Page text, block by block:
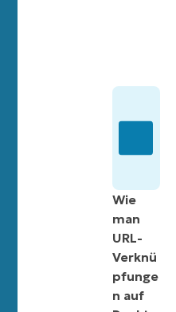
Wie
man
URL-
Verknü
pfunge
n auf